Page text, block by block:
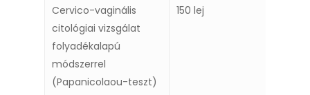
Cervico-vaginális
citológiai vizsgálat
folyadékalapú
módszerrel
(Papanicolaou-teszt)
150 lej